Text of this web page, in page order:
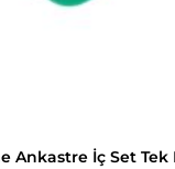
Ankastre İç Set Tek